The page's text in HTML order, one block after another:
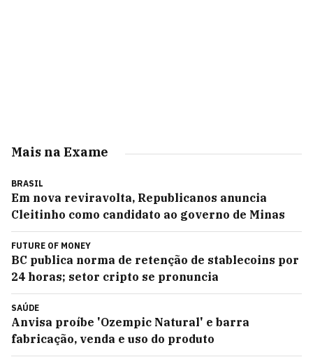
Mais na Exame
BRASIL
Em nova reviravolta, Republicanos anuncia
Cleitinho como candidato ao governo de Minas
FUTURE OF MONEY
BC publica norma de retenção de stablecoins por
24 horas; setor cripto se pronuncia
SAÚDE
Anvisa proíbe 'Ozempic Natural' e barra
fabricação, venda e uso do produto